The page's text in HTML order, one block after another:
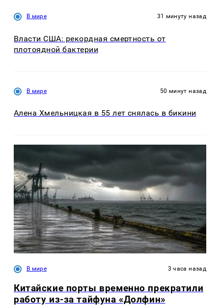
В мире 31 минуту назад
Власти США: рекордная смертность от
плотоядной бактерии
В мире 50 минут назад
Алена Хмельницкая в 55 лет снялась в бикини
В мире 3 часа назад
Китайские порты временно прекратили
работу из-за тайфуна «Долфин»